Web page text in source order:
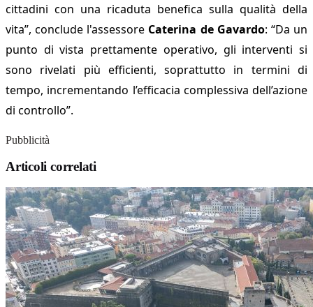
cittadini con una ricaduta benefica sulla qualità della
vita”, conclude l'assessore Caterina de Gavardo: “Da un
punto di vista prettamente operativo, gli interventi si
sono rivelati più efficienti, soprattutto in termini di
tempo, incrementando l’efficacia complessiva dell’azione
di controllo”.
Pubblicità
Articoli correlati